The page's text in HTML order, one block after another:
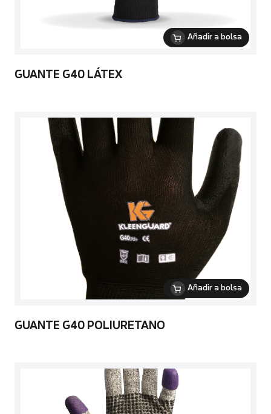
Añadir a bolsa
GUANTE G40 LÁTEX
Añadir a bolsa
GUANTE G40 POLIURETANO